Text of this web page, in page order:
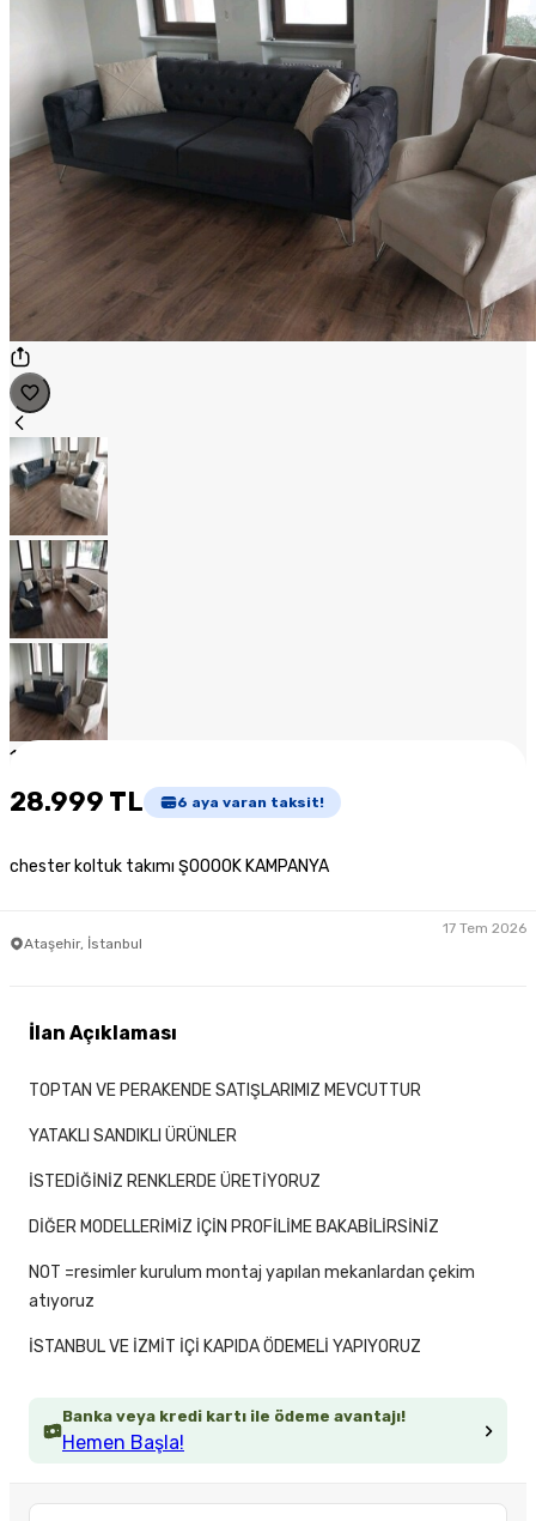
1
28.999 TL 6 aya varan taksit!
chester koltuk takımı ŞOOOOK KAMPANYA
Ataşehir, İstanbul
17 Tem 2026
Banka veya kredi kartı ile ödeme avantajı!
Hemen Başla!
İlan Açıklaması
TOPTAN VE PERAKENDE SATIŞLARIMIZ MEVCUTTUR
YATAKLI SANDIKLI ÜRÜNLER
İSTEDİĞİNİZ RENKLERDE ÜRETİYORUZ
DİĞER MODELLERİMİZ İÇİN PROFİLİME BAKABİLİRSİNİZ
NOT =resimler kurulum montaj yapılan mekanlardan çekim
atıyoruz
İSTANBUL VE İZMİT İÇİ KAPIDA ÖDEMELİ YAPIYORUZ